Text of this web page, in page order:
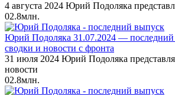
4 августа 2024 Юрий Подоляка
02.8млн.
Юрий Подоляка 31.07.2024 — последний
сводки и новости с фронта
31 июля 2024 Юрий Подоляка
новости
02.8млн.